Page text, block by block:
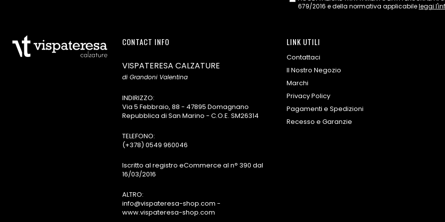
679/2016 e della normativa applicabileleggi
CONTACT INFO
VISPATERESA CALZATURE
di Grandoni Valentina
INDIRIZZO:
Via 5 Febbraio, 88 - 47895 Domagnano
Repubblica di San Marino - C.O.E. SM26314
TELEFONO:
(+378) 0549 960046
Iscritto al registro eCommerce al n° 390 dal
16/03/2016
ALTRO:
info@vispateresa-shop.com -
www.vispateresa-shop.com
LINK UTILI
Contattaci
Il Nostro Negozio
Marchi
Privacy Policy
Pagamenti e Spedizioni
Recesso e Garanzie